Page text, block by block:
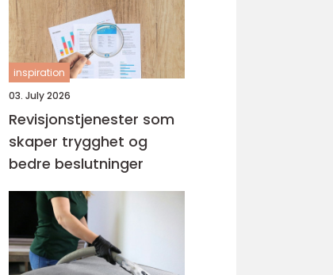
inspiration
03. July 2026
Revisjonstjenester som
skaper trygghet og
bedre beslutninger